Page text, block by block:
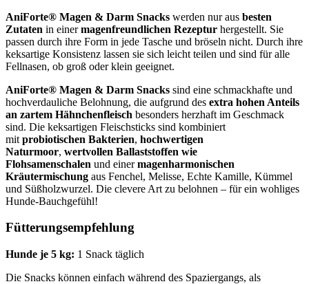
AniForte® Magen & Darm Snacks werden nur aus besten
Zutaten in einermagenfreundlichen Rezeptur hergestellt. Sie
passen durch ihre Form in jede Tasche und bröseln nicht. Durch ihre
keksartige Konsistenz lassen sie sich leicht teilen und sind für alle
Fellnasen, ob groß oder klein geeignet.
AniForte® Magen & Darm Snacks sind eine schmackhafte und
hochverdauliche Belohnung, die aufgrund des extra hohen Anteils
an zartem Hähnchenfleisch besonders herzhaft im Geschmack
sind. Die keksartigen Fleischsticks sind kombiniert
mit probiotischen Bakterien, hochwertigen
Naturmoor, wertvollen Ballaststoffen wie
Flohsamenschalen und einermagenharmonischen
Kräutermischung aus Fenchel, Melisse, Echte Kamille, Kümmel
und Süßholzwurzel. Die clevere Art zu belohnen – für ein wohliges
Hunde-Bauchgefühl!
Fütterungsempfehlung
Hunde je 5 kg: 1 Snack täglich
Die Snacks können einfach während des Spaziergangs, als